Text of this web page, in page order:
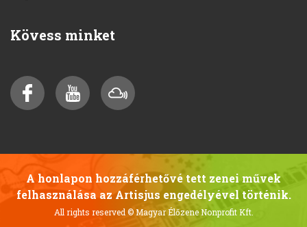
Kövess minket
A honlapon hozzáférhetővé tett zenei művek
felhasználása az Artisjus engedélyével történik.
All rights reserved© Magyar Élőzene Nonprofit Kft.